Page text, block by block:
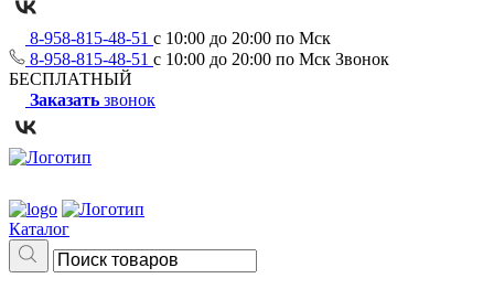
8-958-815-48-51 с 10:00 до 20:00 по Мск
8-958-815-48-51 с 10:00 до 20:00 по Мск Звонок
БЕСПЛАТНЫЙ
Заказать звонок
Каталог